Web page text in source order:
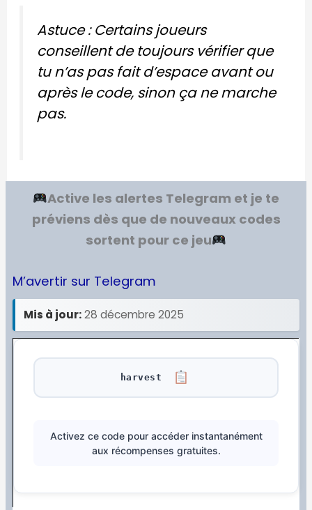
Astuce : Certains joueurs
conseillent de toujours vérifier que
tu n’as pas fait d’espace avant ou
après le code, sinon ça ne marche
pas.
Active les alertes Telegram et je te
préviens dès que de nouveaux codes
sortent pour ce jeu
M’avertir sur Telegram
Mis à jour:28 décembre 2025
harvest
Activez ce code pour accéder instantanément
aux récompenses gratuites.